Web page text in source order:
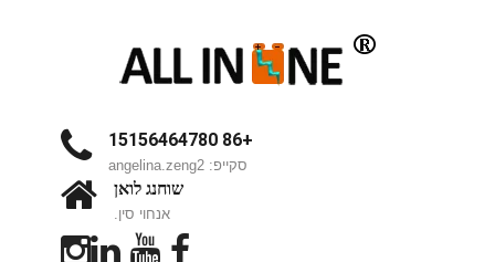
+86 15156464780
סקייפ: angelina.zeng2
שוחנג לואן
אנחוי סין.